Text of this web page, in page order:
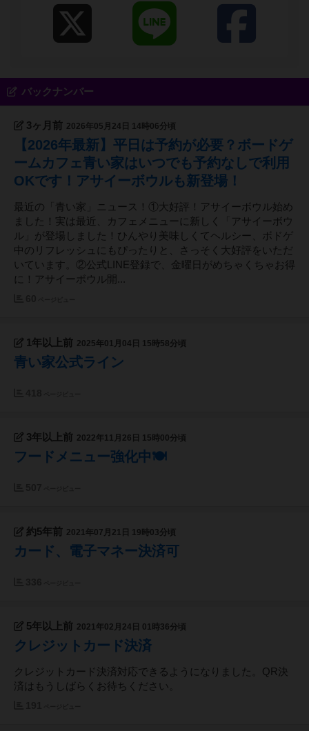
バックナンバー
3ヶ月前 2026年05月24日 14時06分頃
【2026年最新】平日は予約が必要？ボードゲ
ームカフェ青い家はいつでも予約なしで利用
OKです！アサイーボウルも新登場！
最近の「青い家」ニュース！①大好評！アサイーボウル始め
ました！実は最近、カフェメニューに新しく「アサイーボウ
ル」が登場しました！ひんやり美味しくてヘルシー、ボドゲ
中のリフレッシュにもぴったりと、さっそく大好評をいただ
いています。②公式LINE登録で、金曜日がめちゃくちゃお得
に！アサイーボウル開...
1年以上前 2025年01月04日 15時58分頃
青い家公式ライン
3年以上前 2022年11月26日 15時00分頃
​フードメニュー強化中🍽
約5年前 2021年07月21日 19時03分頃
カード、電子マネー決済可
5年以上前 2021年02月24日 01時36分頃
クレジットカード決済
クレジットカード決済対応できるようになりました。QR決
済はもうしばらくお待ちください。